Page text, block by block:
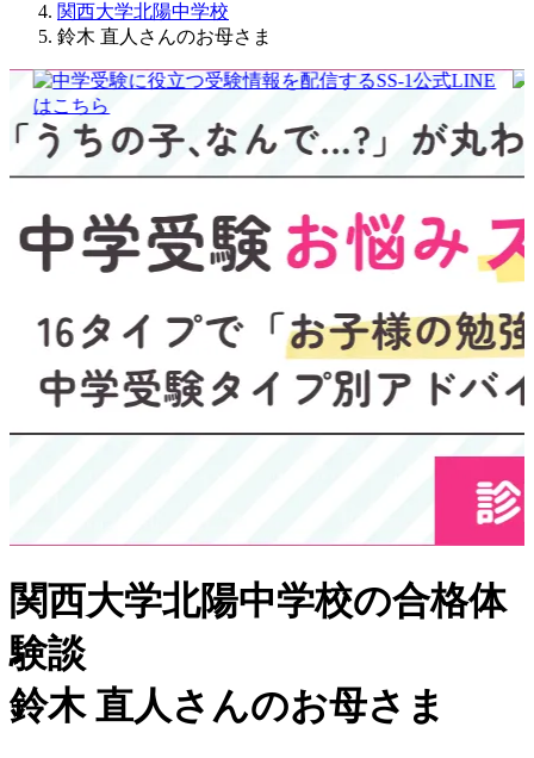
関西大学北陽中学校
鈴木 直人さんのお母さま
関西大学北陽中学校の合格体
験談
鈴木 直人さんのお母さま